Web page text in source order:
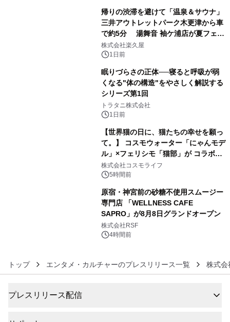
帰りの渋滞を避けて「温泉＆サウナ」
三井アウトレットパーク木更津から車
で約5分 湯舞音 袖ケ浦店が夏フェア
メニューを提供
株式会社楽久屋
1日前
眠りづらさの正体──寝ると呼吸が弱
くなる"体の構造"をやさしく解説する
シリーズ第1回
トラタニ株式会社
1日前
【世界猫の日に、猫たちの幸せを願っ
て。】 コスモウォーター「にゃんモデ
ル」×フェリシモ「猫部」が コラボキ
ャンペーンを実施
株式会社コスモライフ
5時間前
原宿・神宮前の砂糖不使用スムージー
専門店 「WELLNESS CAFE
SAPRO」が8月8日グランドオープン
株式会社RSF
4時間前
トップ エンタメ・カルチャーのプレスリリース一覧 株式会
プレスリリース配信